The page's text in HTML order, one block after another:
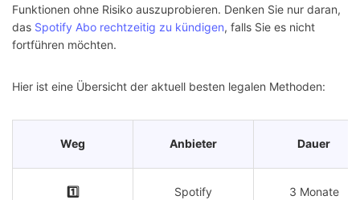
Funktionen ohne Risiko auszuprobieren. Denken Sie nur daran,
das Spotify Abo rechtzeitig zu kündigen, falls Sie es nicht
fortführen möchten.
Hier ist eine Übersicht der aktuell besten legalen Methoden:
Weg Anbieter Dauer
1️⃣ Spotify 3 Monate